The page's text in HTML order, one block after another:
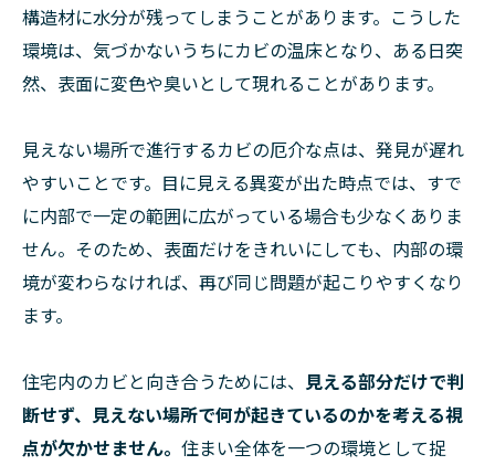
構造材に水分が残ってしまうことがあります。こうした
環境は、気づかないうちにカビの温床となり、ある日突
然、表面に変色や臭いとして現れることがあります。
見えない場所で進行するカビの厄介な点は、発見が遅れ
やすいことです。目に見える異変が出た時点では、すで
に内部で一定の範囲に広がっている場合も少なくありま
せん。そのため、表面だけをきれいにしても、内部の環
境が変わらなければ、再び同じ問題が起こりやすくなり
ます。
住宅内のカビと向き合うためには、 見える部分だけで判
断せず、見えない場所で何が起きているのかを考える視
点が欠かせません。 住まい全体を一つの環境として捉